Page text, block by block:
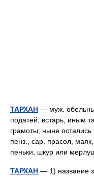
ТАРХАН — муж.
податей; встарь, иным
грамоты; ныне остались
пенз., сар. прасол,
пеньки, шкур или
ТАРХАН — 1) название